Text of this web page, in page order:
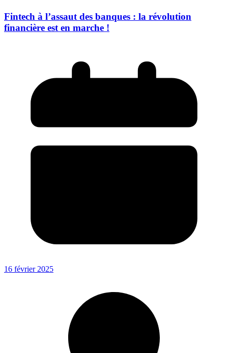
Fintech à l’assaut des banques : la révolution
financière est en marche !
16 février 2025